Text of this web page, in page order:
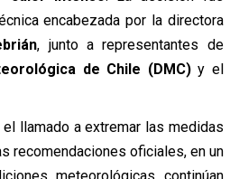
encabezada por la directora
, junto a representantes de
de Chile (DMC)y el
llamado a extremar las medidas
recomendaciones oficiales, en un
meteorológicas continúan